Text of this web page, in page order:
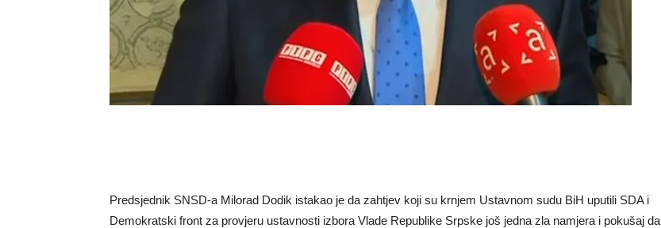
Predsjednik SNSD-a Milorad Dodik istakao je da zahtjev koji su krnjem Ustavnom sudu BiH uputili SDA i
Demokratski front za provjeru ustavnosti izbora Vlade Republike Srpske još jedna zla namjera i pokušaj da